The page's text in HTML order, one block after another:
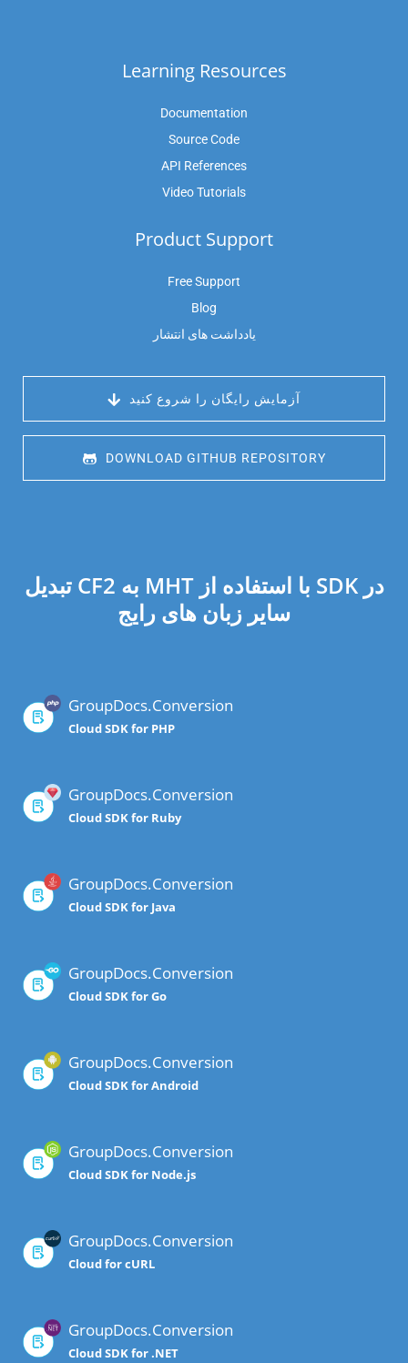
Learning Resources
Documentation
Source Code
API References
Video Tutorials
Product Support
Free Support
Blog
یادداشت های انتشار
آزمایش رایگان را شروع کنید
DOWNLOAD GITHUB REPOSITORY
تبدیل CF2 به MHT با استفاده از SDK در
سایر زبان های رایج
GroupDocs.Conversion
Cloud SDK for PHP
GroupDocs.Conversion
Cloud SDK for Ruby
GroupDocs.Conversion
Cloud SDK for Java
GroupDocs.Conversion
Cloud SDK for Go
GroupDocs.Conversion
Cloud SDK for Android
GroupDocs.Conversion
Cloud SDK for Node.js
GroupDocs.Conversion
Cloud for cURL
GroupDocs.Conversion
Cloud SDK for .NET